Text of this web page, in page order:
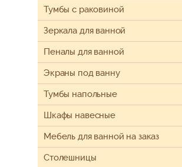
Тумбы с раковиной
Зеркала для ванной
Пеналы для ванной
Экраны под ванну
Тумбы напольные
Шкафы навесные
Мебель для ванной на заказ
Столешницы